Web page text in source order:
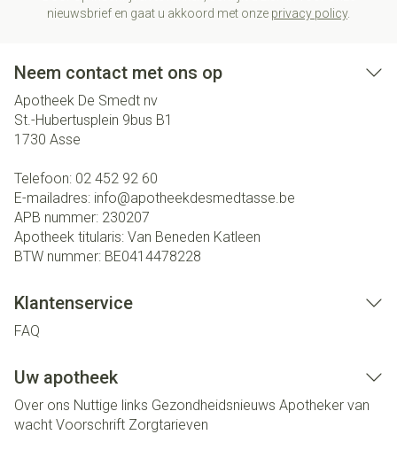
nieuwsbrief en gaat u akkoord met onze privacy policy.
Neem contact met ons op
Apotheek De Smedt nv
St.-Hubertusplein 9bus B1
1730 Asse
Telefoon: 02 452 92 60
E-mailadres: info@apotheekdesmedtasse.be
APB nummer: 230207
Apotheek titularis: Van Beneden Katleen
BTW nummer: BE0414478228
Klantenservice
FAQ
Uw apotheek
Over ons Nuttige links Gezondheidsnieuws Apotheker van
wacht Voorschrift Zorgtarieven